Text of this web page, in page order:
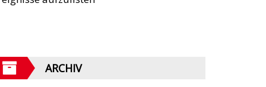
ARCHIV